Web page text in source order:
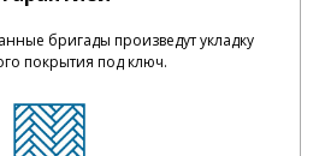
бригады произведут укладку
покрытия под ключ.